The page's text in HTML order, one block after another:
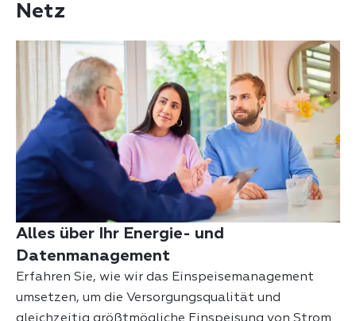
Netz
Alles über Ihr Energie- und
Datenmanagement
Erfahren Sie, wie wir das Einspeisemanagement
umsetzen, um die Versorgungsqualität und